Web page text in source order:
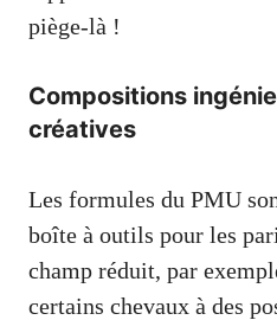
piège-là !
Compositions
créatives
Les formules du PMU
boîte à outils pour les
champ réduit, par
certains chevaux à des